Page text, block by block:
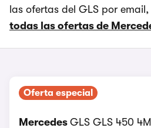
las ofertas del GLS por
todas las ofertas de
Oferta especial
Mercedes GLS GLS 450